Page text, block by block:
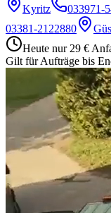
Kyritz 033971-
03381-2122880
Heute nur 29 €
Gilt für Aufträge bis